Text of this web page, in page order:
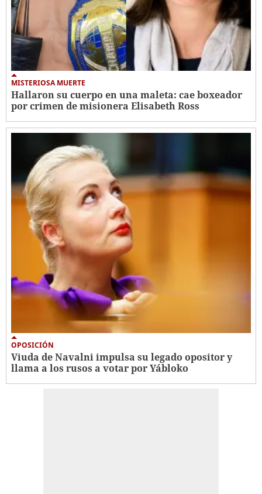
MISTERIOSA MUERTE
Hallaron su cuerpo en una maleta: cae boxeador
por crimen de misionera Elisabeth Ross
OPOSICIÓN
Viuda de Navalni impulsa su legado opositor y
llama a los rusos a votar por Yábloko